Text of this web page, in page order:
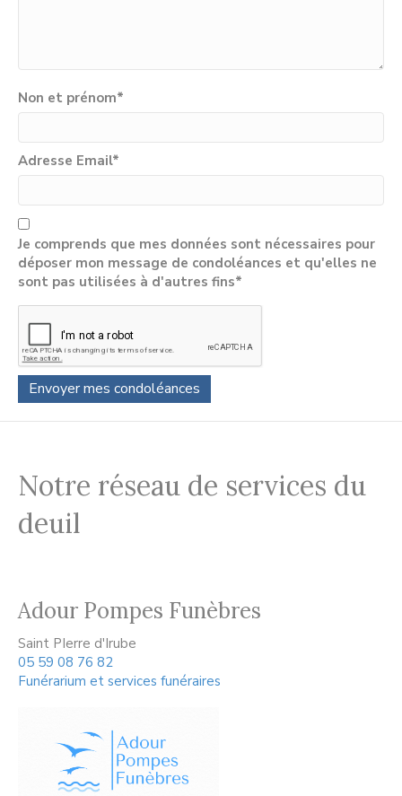
Non et prénom*
Adresse Email*
Je comprends que mes données sont nécessaires pour
déposer mon message de condoléances et qu'elles ne
sont pas utilisées à d'autres fins*
Notre réseau de services du
deuil
Adour Pompes Funèbres
Saint PIerre d'Irube
05 59 08 76 82
Funérarium et services funéraires